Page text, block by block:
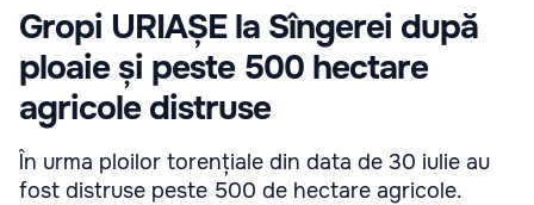
Gropi URIAȘE la Sîngerei după
ploaie și peste 500 hectare
agricole distruse
În urma ploilor torențiale din data de 30 iulie au
fost distruse peste 500 de hectare agricole.